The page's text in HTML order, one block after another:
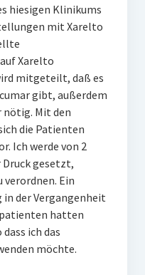
hiesigen Klinikums
mit Xarelto
Xarelto
mitgeteilt, daß es
gibt, außerdem
Mit den
die Patienten
Ich werde von 2
gesetzt,
Ein
der Vergangenheit
hatten
ich das
möchte.